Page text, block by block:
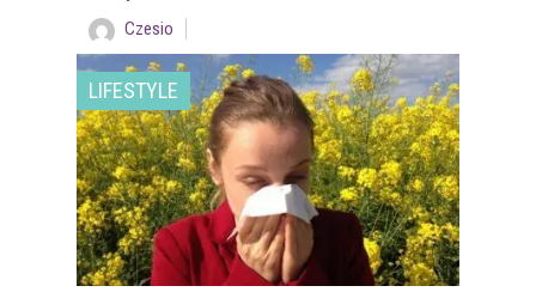
Czesio
LIFESTYLE